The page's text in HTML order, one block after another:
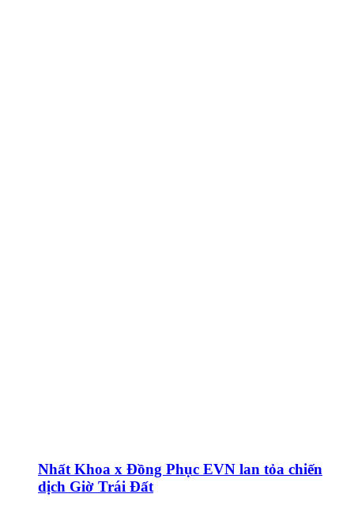
Nhất Khoa x Đồng Phục EVN lan tỏa chiến
dịch Giờ Trái Đất